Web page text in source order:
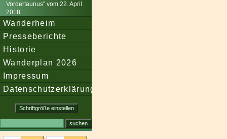
Vordertaunus" vom 22. April
2018
Wanderheim
Presseberichte
Historie
Wanderplan 2026
Impressum
Datenschutzerklärung